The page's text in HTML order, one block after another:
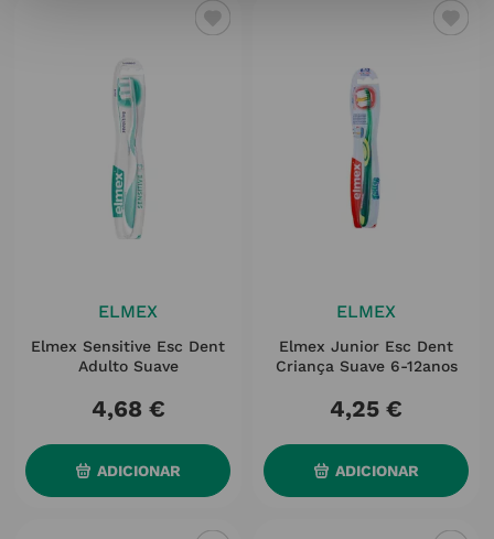
ELMEX
Elmex Sensitive Esc Dent
Adulto Suave
4,68 €
ADICIONAR
ELMEX
Elmex Junior Esc Dent
Criança Suave 6-12anos
4,25 €
ADICIONAR